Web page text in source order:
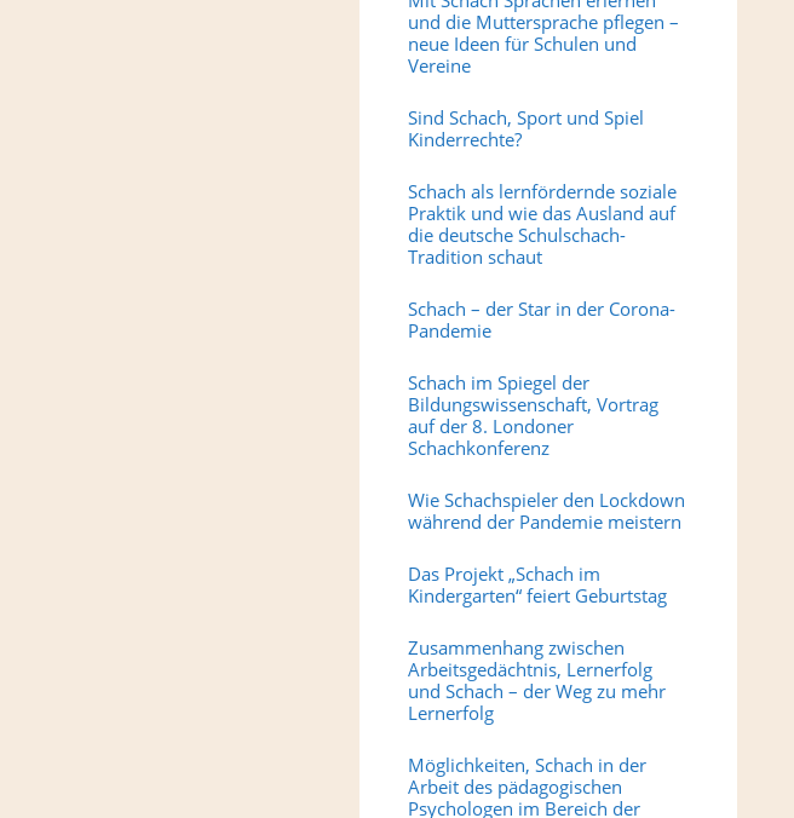
und die Muttersprache pflegen –
neue Ideen für Schulen und
Vereine
Sind Schach, Sport und Spiel
Kinderrechte?
Schach als lernfördernde soziale
Praktik und wie das Ausland auf
die deutsche Schulschach-
Tradition schaut
Schach – der Star in der Corona-
Pandemie
Schach im Spiegel der
Bildungswissenschaft, Vortrag
auf der 8. Londoner
Schachkonferenz
Wie Schachspieler den Lockdown
während der Pandemie meistern
Das Projekt „Schach im
Kindergarten“ feiert Geburtstag
Zusammenhang zwischen
Arbeitsgedächtnis, Lernerfolg
und Schach – der Weg zu mehr
Lernerfolg
Möglichkeiten, Schach in der
Arbeit des pädagogischen
Psychologen im Bereich der